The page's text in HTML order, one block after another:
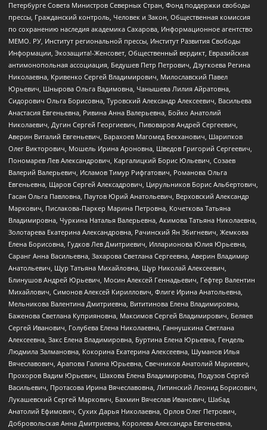
Петербурге Совета Министров Северных Стран, Фонд поддержки свободы
прессы, Гражданский контроль, Человек и Закон, Общественная комиссия
по сохранению наследия академика Сахарова, Информационное агентство
МЕМО. РУ, Институт региональной прессы, Институт Развития Свободы
Информации, Экозащита!-Женсовет, Общественный вердикт, Евразийская
антимонопольная ассоциация, Бедушев Петр Петрович, Дзугкоева Регина
Николаевна, Кривенко Сергей Владимирович, Милославский Павел
Юрьевич, Шнырова Ольга Вадимовна, Чанышева Лилия Айратовна,
Сидорович Ольга Борисовна, Туровский Александр Алексеевич, Васильева
Анастасия Евгеньевна, Ривина Анна Валерьевна, Бойко Анатолий
Николаевич, Дугин Сергей Георгиевич, Пивоваров Андрей Сергеевич,
Аверин Виталий Евгеньевич, Барахоев Магомед Бекханович, Шарипков
Олег Викторович, Мошель Ирина Ароновна, Шведов Григорий Сергеевич,
Пономарев Лев Александрович, Каргалицкий Борис Юльевич, Созаев
Валерий Валерьевич, Исламов Тимур Рифгатович, Романова Ольга
Евгеньевна, Щаров Сергей Алексадрович, Цирульников Борис Альбертович,
Гасан Ольга Павловна, Паутов Юрий Анатольевич, Верховский Александр
Маркович, Пислакова-Паркер Марина Петровна, Кочеткова Татьяна
Владимировна, Чуркина Наталья Валерьевна, Акимова Татьяна Николаевна,
Золотарева Екатерина Александровна, Рачинский Ян Збигневич, Жемкова
Елена Борисовна, Гудков Лев Дмитриевич, Илларионова Юлия Юрьевна,
Саранг Анна Васильевна, Захарова Светлана Сергеевна, Аверин Владимир
Анатольевич, Щур Татьяна Михайловна, Щур Николай Алексеевич,
Блинушов Андрей Юрьевич, Мосин Алексей Геннадьевич, Гефтер Валентин
Михайлович, Симонов Алексей Кириллович, Флиге Ирина Анатольевна,
Мельникова Валентина Дмитриевна, Вититинова Елена Владимировна,
Баженова Светлана Куприяновна, Максимов Сергей Владимирович, Беляев
Сергей Иванович, Голубева Елена Николаевна, Ганнушкина Светлана
Алексеевна, Закс Елена Владимировна, Буртина Елена Юрьевна, Гендель
Людмила Залмановна, Кокорина Екатерина Алексеевна, Шуманов Илья
Вячеславович, Арапова Галина Юрьевна, Свечников Анатолий Мариевич,
Прохоров Вадим Юрьевич, Шахова Елена Владимировна, Подузов Сергей
Васильевич, Протасова Ирина Вячеславовна, Литинский Леонид Борисович,
Лукашевский Сергей Маркович, Бахмин Вячеслав Иванович, Шабад
Анатолий Ефимович, Сухих Дарья Николаевна, Орлов Олег Петрович,
Добровольская Анна Дмитриевна, Королева Александра Евгеньевна,